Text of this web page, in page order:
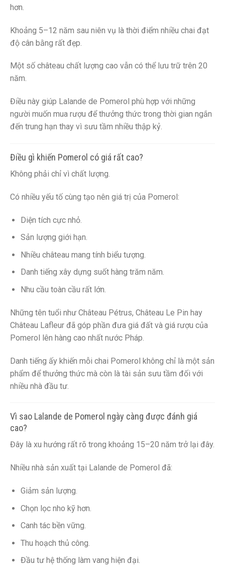
hơn.
Khoảng 5–12 năm sau niên vụ là thời điểm nhiều chai đạt
độ cân bằng rất đẹp.
Một số château chất lượng cao vẫn có thể lưu trữ trên 20
năm.
Điều này giúp Lalande de Pomerol phù hợp với những
người muốn mua rượu để thưởng thức trong thời gian ngắn
đến trung hạn thay vì sưu tầm nhiều thập kỷ.
Điều gì khiến Pomerol có giá rất cao?
Không phải chỉ vì chất lượng.
Có nhiều yếu tố cùng tạo nên giá trị của Pomerol:
Diện tích cực nhỏ.
Sản lượng giới hạn.
Nhiều château mang tính biểu tượng.
Danh tiếng xây dựng suốt hàng trăm năm.
Nhu cầu toàn cầu rất lớn.
Những tên tuổi như Château Pétrus, Château Le Pin hay
Château Lafleur đã góp phần đưa giá đất và giá rượu của
Pomerol lên hàng cao nhất nước Pháp.
Danh tiếng ấy khiến mỗi chai Pomerol không chỉ là một sản
phẩm để thưởng thức mà còn là tài sản sưu tầm đối với
nhiều nhà đầu tư.
Vì sao Lalande de Pomerol ngày càng được đánh giá
cao?
Đây là xu hướng rất rõ trong khoảng 15–20 năm trở lại đây.
Nhiều nhà sản xuất tại Lalande de Pomerol đã:
Giảm sản lượng.
Chọn lọc nho kỹ hơn.
Canh tác bền vững.
Thu hoạch thủ công.
Đầu tư hệ thống làm vang hiện đại.